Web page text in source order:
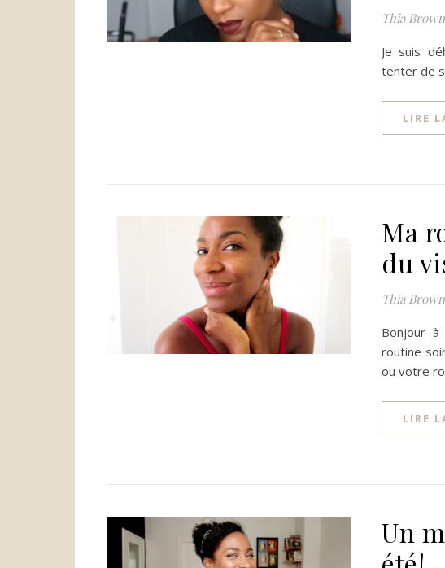
Thia
Je suis
tenter de
LIRE
Ma
du
Thia
Bonjour
routine
ou votre
LIRE
Un